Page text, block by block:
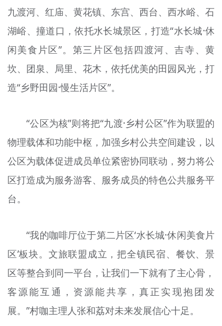
九渡河、红庙、黄花镇、东宫、西台、西水峪、石
湖峪、撞道口，依托水长城景区，打造“水长城·休
闲美食片区”。第三片区包括四渡河、吉寺、黄
坎、团泉、局里、花木，依托优美的田园风光，打
造“乡野田园·慢生活片区”。
“公区为核”则将把“九渡·乡村公区”作为联盟的
物理载体和功能中枢，加强乡村公共空间建设，以
公区为载体促进成员单位紧密协同联动，努力将公
区打造成为服务游客、服务成员的特色公共服务平
台。
“我的咖啡厅位于第二片区‘水长城·休闲美食片
区’板块。文旅联盟成立，把全镇民宿、餐饮、景
区等整合到同一平台，让我们一下就有了主心骨，
客源能互通，资源能共享，真正实现抱团发
展。”村咖主理人张和荔对未来发展信心十足。